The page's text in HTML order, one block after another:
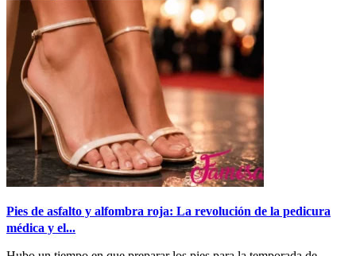
Pies de asfalto y alfombra roja: La revolución de la pedicura
médica y el...